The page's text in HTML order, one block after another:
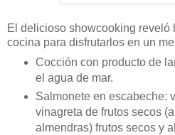
El delicioso showcooking reveló
cocina para disfrutarlos en un
Cocción con producto de
el agua de mar.
Salmonete en escabeche:
vinagreta de frutos secos
almendras) frutos secos y